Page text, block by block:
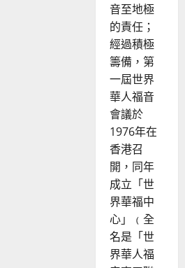
音至地極
的責任；
經過積極
籌備，第
一屆世界
華人福音
會議於
1976年在
香港召
開，同年
成立「世
界華福中
心」﹙全
名是「世
界華人福